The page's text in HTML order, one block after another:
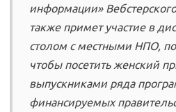
информации»
также примет участие в
столом с местными НПО,
чтобы посетить женский
выпускниками ряда
финансируемых